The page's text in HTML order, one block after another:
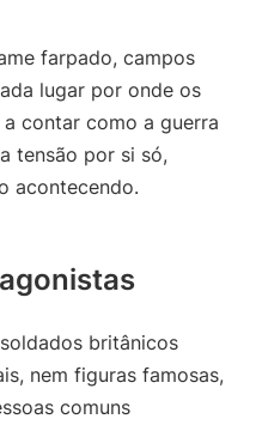
farpado, campos
lugar por onde os
contar como a guerra
tensão por si só,
acontecendo.
britânicos
nem figuras famosas,
comuns